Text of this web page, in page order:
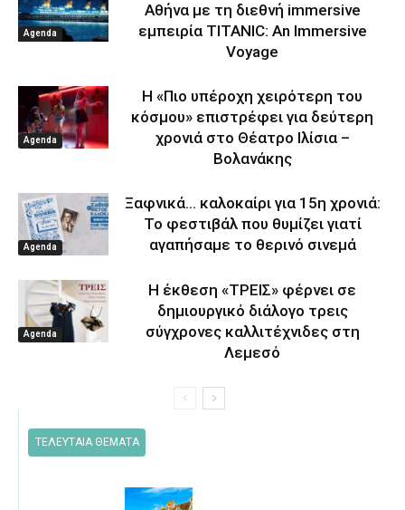
Agenda
Αθήνα με τη διεθνή immersive
εμπειρία TITANIC: An Immersive
Voyage
Agenda
Η «Πιο υπέροχη χειρότερη του
κόσμου» επιστρέφει για δεύτερη
χρονιά στο Θέατρο Ιλίσια –
Βολανάκης
Agenda
Ξαφνικά… καλοκαίρι για 15η χρονιά:
Το φεστιβάλ που θυμίζει γιατί
αγαπήσαμε το θερινό σινεμά
Agenda
Η έκθεση «ΤΡΕΙΣ» φέρνει σε
δημιουργικό διάλογο τρεις
σύγχρονες καλλιτέχνιδες στη
Λεμεσό
ΤΕΛΕΥΤΑΙΑ ΘΕΜΑΤΑ